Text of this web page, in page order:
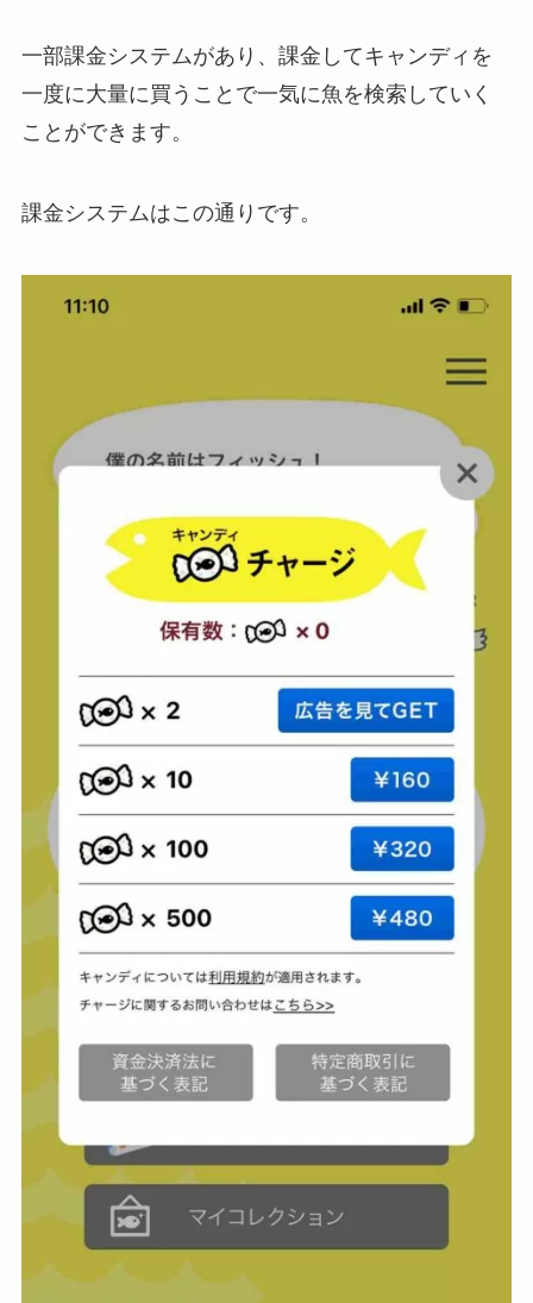
一部課金システムがあり、課金してキャンディを
一度に大量に買うことで一気に魚を検索していく
ことができます。
課金システムはこの通りです。